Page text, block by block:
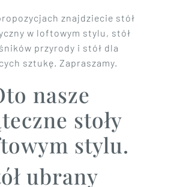
znajdziecie stół
w loftowym stylu, stół
przyrody i stół dla
sztukę. Zapraszamy.
nasze
stoły
stylu.
ubrany